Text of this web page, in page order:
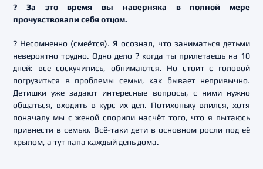
? За это время вы наверняка в полной мере
прочувствовали себя отцом.
? Несомненно (смеётся). Я осознал, что заниматься детьми
невероятно трудно. Одно дело ? когда ты прилетаешь на 10
дней: все соскучились, обнимаются. Но стоит с головой
погрузиться в проблемы семьи, как бывает непривычно.
Детишки уже задают интересные вопросы, с ними нужно
общаться, входить в курс их дел. Потихоньку влился, хотя
поначалу мы с женой спорили насчёт того, что я пытаюсь
привнести в семью. Всё-таки дети в основном росли под её
крылом, а тут папа каждый день дома.